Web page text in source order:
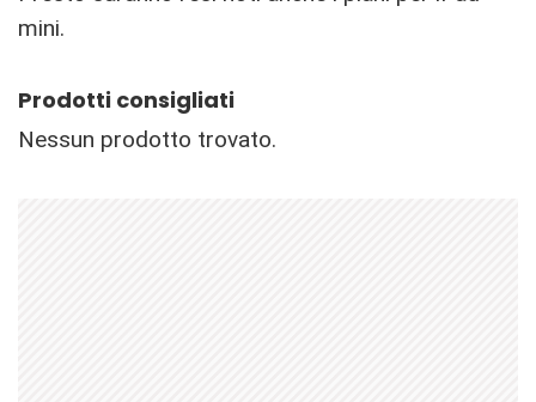
mini.
Prodotti consigliati
Nessun prodotto trovato.